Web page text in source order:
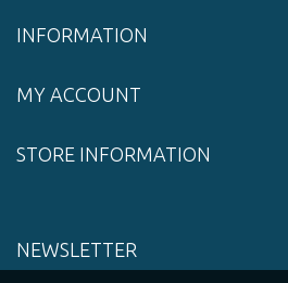
INFORMATION
MY ACCOUNT
STORE INFORMATION
NEWSLETTER